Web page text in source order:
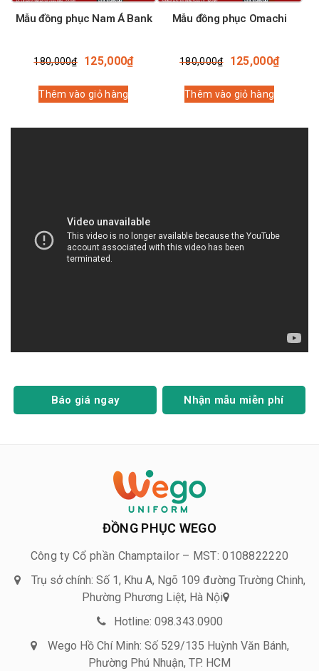
Mẫu đồng phục Nam Á Bank
180,000₫
Giá
là:
125,000₫Giá
125,000₫.
Thêm vào giỏ hàng
Mẫu đồng phục Omachi
180,000₫
Giá
là:
125,000₫Giá
Thêm vào giỏ hàng
Báo giá ngay Nhận mẫu miễn phí
ĐỒNG PHỤC WEGO
Công ty Cổ phần Champtailor – MST: 0108822220
Trụ sở chính: Số 1, Khu A, Ngõ 109 đường Trường Chinh,
Phường Phương Liệt, Hà Nội
Hotline: 098.343.0900
Wego Hồ Chí Minh: Số 529/135 Huỳnh Văn Bánh,
Phường Phú Nhuận, TP. HCM